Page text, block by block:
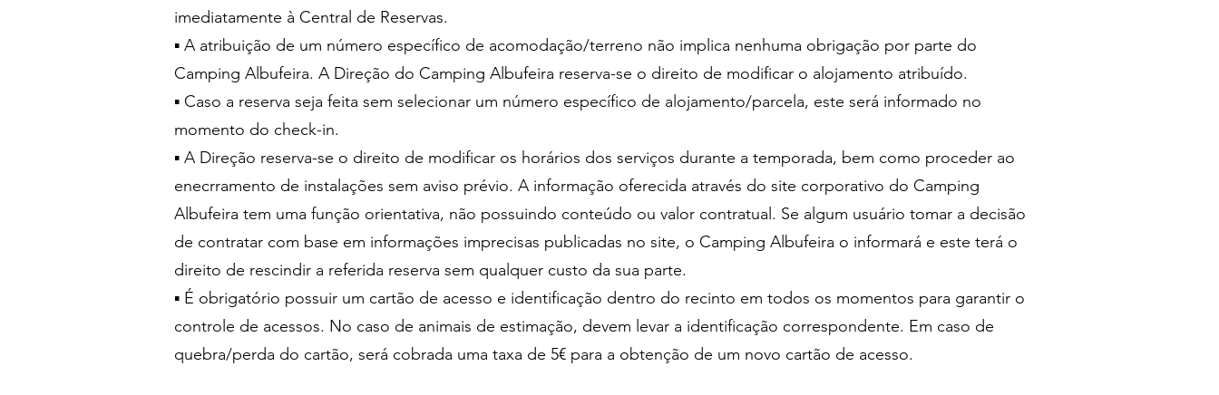
imediatamente à Central de Reservas.
▪ A atribuição de um número específico de acomodação/terreno não implica nenhuma obrigação por parte do
Camping Albufeira. A Direção do Camping Albufeira reserva-se o direito de modificar o alojamento atribuído.
▪ Caso a reserva seja feita sem selecionar um número específico de alojamento/parcela, este será informado no
momento do check-in.
▪ A Direção reserva-se o direito de modificar os horários dos serviços durante a temporada, bem como proceder ao
enecrramento de instalações sem aviso prévio. A informação oferecida através do site corporativo do Camping
Albufeira tem uma função orientativa, não possuindo conteúdo ou valor contratual. Se algum usuário tomar a decisão
de contratar com base em informações imprecisas publicadas no site, o Camping Albufeira o informará e este terá o
direito de rescindir a referida reserva sem qualquer custo da sua parte.
▪ É obrigatório possuir um cartão de acesso e identificação dentro do recinto em todos os momentos para garantir o
controle de acessos. No caso de animais de estimação, devem levar a identificação correspondente. Em caso de
quebra/perda do cartão, será cobrada uma taxa de 5€ para a obtenção de um novo cartão de acesso.